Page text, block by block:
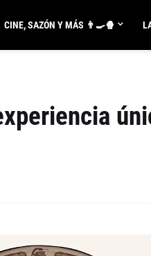
CINE, SAZÓN Y MÁS 👨‍🍳🍿